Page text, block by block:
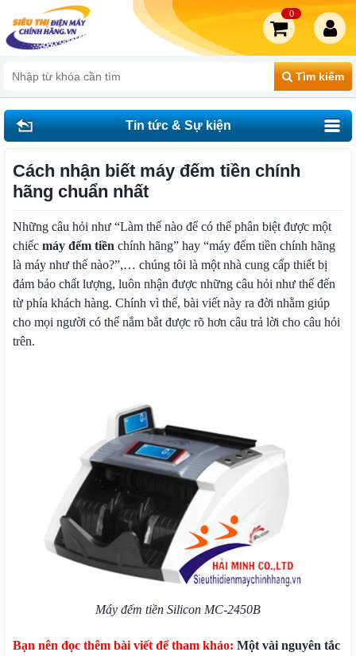
Tìm kiếm
0
Tin tức & Sự kiện
Cách nhận biết máy đếm tiền chính
hãng chuẩn nhất
Những câu hỏi như “Làm thế nào để có thể phân biệt được một
chiếc máy đếm tiền chính hãng” hay “máy đếm tiền chính hãng
là máy như thế nào?”,… chúng tôi là một nhà cung cấp thiết bị
đảm bảo chất lượng, luôn nhận được những câu hỏi như thế đến
từ phía khách hàng. Chính vì thế, bài viết này ra đời nhằm giúp
cho mọi người có thể nắm bắt được rõ hơn câu trả lời cho câu hỏi
trên.
Máy đếm tiền Silicon MC-2450B
Bạn nên đọc thêm bài viết để tham khảo: Một vài nguyên tắc